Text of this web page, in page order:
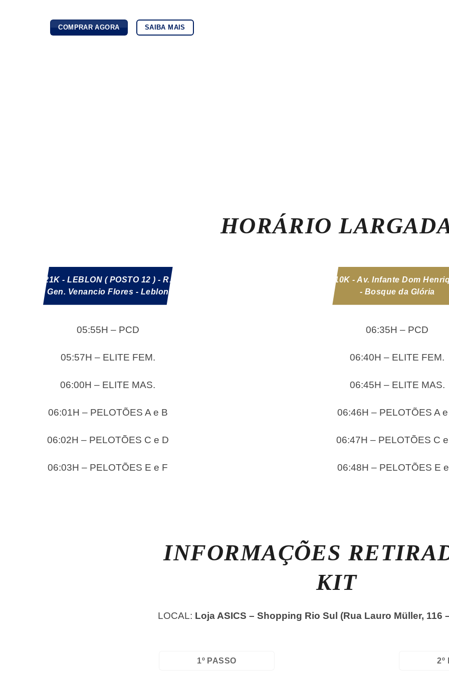
COMPRAR AGORA SAIBA MAIS
HORÁRIO
21K - LEBLON ( POSTO 12 ) - R.
Gen. Venancio Flores - Leblon
05:55H – PCD
05:57H – ELITE FEM.
06:00H – ELITE MAS.
06:01H – PELOTÕES A e B
06:02H – PELOTÕES C e D
06:03H – PELOTÕES E e F
10K - Av. Infante Dom
- Bosque da Glória
06:35H – PCD
06:40H – ELITE FEM.
06:45H – ELITE MAS.
06:46H – PELOTÕES A
06:47H – PELOTÕES C
06:48H – PELOTÕES E
INFORMAÇÕES
KIT
LOCAL: Loja ASICS – Shopping Rio Sul (Rua Lauro Müller, 116
1º PASSO 2º